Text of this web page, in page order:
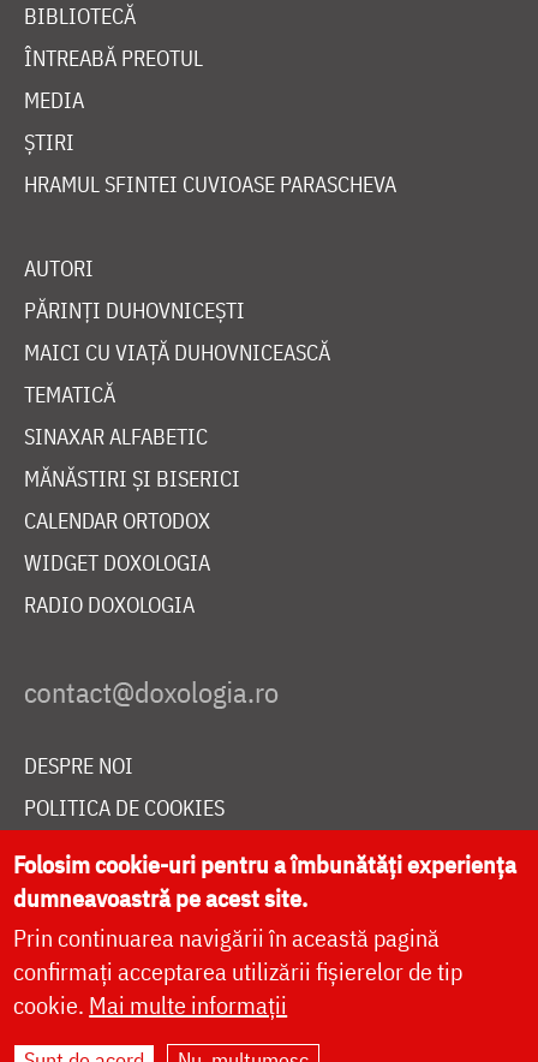
BIBLIOTECĂ
ÎNTREABĂ PREOTUL
MEDIA
ȘTIRI
HRAMUL SFINTEI CUVIOASE PARASCHEVA
AUTORI
PĂRINȚI DUHOVNICEȘTI
MAICI CU VIAȚĂ DUHOVNICEASCĂ
TEMATICĂ
SINAXAR ALFABETIC
MĂNĂSTIRI ȘI BISERICI
CALENDAR ORTODOX
WIDGET DOXOLOGIA
RADIO DOXOLOGIA
DESPRE NOI
POLITICA DE COOKIES
DONEAZĂ ONLINE PENTRU CATEDRALA NAȚIONALĂ
LIVE
Folosim cookie-uri pentru a îmbunătăți experiența
dumneavoastră pe acest site.
Prin continuarea navigării în această pagină
confirmați acceptarea utilizării fișierelor de tip
cookie. Mai multe informații